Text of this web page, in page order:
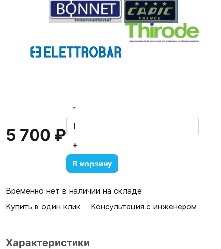
5 700 ₽
-
+
В корзину
Временно нет в наличии на складе
Купить в один клик
Консультация с инженером
Характеристики